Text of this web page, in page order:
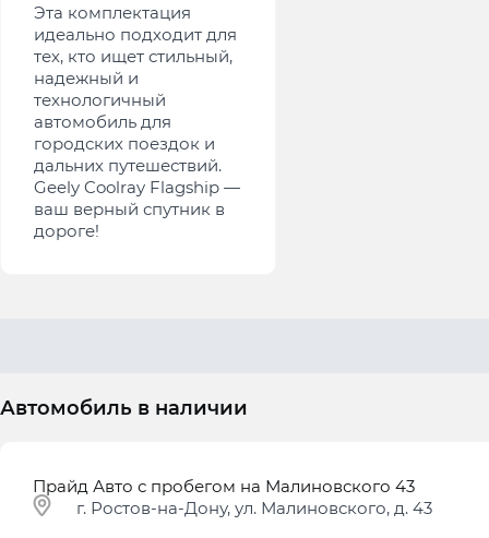
Эта комплектация
идеально подходит для
тех, кто ищет стильный,
надежный и
технологичный
автомобиль для
городских поездок и
дальних путешествий.
Geely Coolray Flagship —
ваш верный спутник в
дороге!
Автомобиль в наличии
Прайд Авто с пробегом на Малиновского 43
г. Ростов-на-Дону, ул. Малиновского, д. 43